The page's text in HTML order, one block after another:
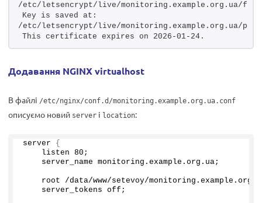
/etc/letsencrypt/live/monitoring.example.org.ua/
Key is saved at:
/etc/letsencrypt/live/monitoring.example.org.ua/
This certificate expires on 2026-01-24.
Додавання NGINX virtualhost
В файлі /etc/nginx/conf.d/monitoring.example.org.ua.conf
описуємо новий server і location:
server {
    listen
80 ;
    server_name monitoring.
example . org . ua;
    root /data/www/setevoy/monitoring.
example . org
    server_tokens off;